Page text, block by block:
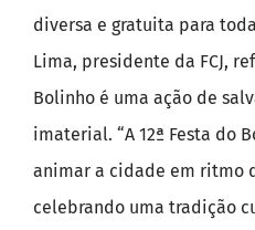
diversa e gratuita para
Lima, presidente da FCJ,
Bolinho é uma ação de
imaterial. “A 12ª Festa do
animar a cidade em ritmo
celebrando uma tradição